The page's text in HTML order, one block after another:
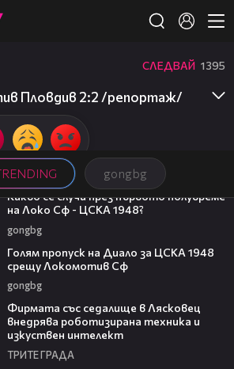
gongbg
СЛЕДВАЙ 1395
Пловдив 2:2 /репортаж/
Какво се случи през първото полувреме
на Локо Сф - ЦСКА 1948?
gongbg
Голям пропуск на Диало за ЦСКА 1948
срещу Локомотив Сф
gongbg
Фирмата със седалище в Лясковец
внедрява роботизирана техника и
изкуствен интелект
ТРИТЕ ГРАДА